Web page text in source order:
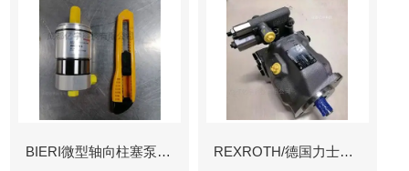
BIERI微型轴向柱塞泵AKP REXROTH/德国力士乐叶片泵